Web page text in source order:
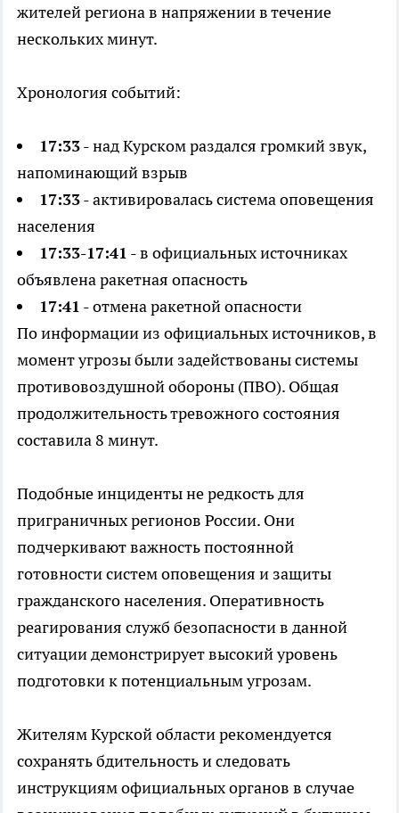
жителей региона в напряжении в течение
нескольких минут.
Хронология событий:
17:33- над Курском раздался громкий звук,
напоминающий взрыв
17:33- активировалась система оповещения
населения
17:33-17:41 - в официальных источниках
объявлена ракетная опасность
17:41 - отмена ракетной опасности
По информации из официальных источников, в
момент угрозы были задействованы системы
противовоздушной обороны (ПВО). Общая
продолжительность тревожного состояния
составила 8 минут.
Подобные инциденты не редкость для
приграничных регионов России. Они
подчеркивают важность постоянной
готовности систем оповещения и защиты
гражданского населения. Оперативность
реагирования служб безопасности в данной
ситуации демонстрирует высокий уровень
подготовки к потенциальным угрозам.
Жителям Курской области рекомендуется
сохранять бдительность и следовать
инструкциям официальных органов в случае